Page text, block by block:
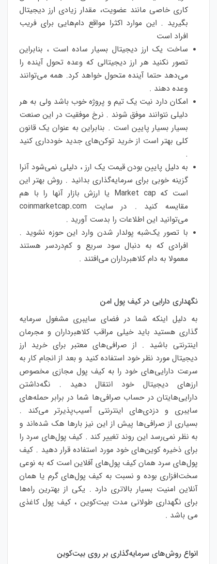
کاری خاصی مانند عضویت، مقدار زیادی ارز دیجیتال
بگیرید . این موارد اکثرا مواقع دام‌هایی برای فریب
افراد است
ساخت یک ارز دیجیتال بسیار ساده است ، بنابراین
تصور نکنید هر ارز دیجیتالی که وعده تحول آینده را
می‌دهد حتما آینده متحول خواهد کرد. همه می‌توانند
وعده دهند .
امکان دارد نیت یک تیم و پروژه خوب باشد ولی به هر
دلیلی نتوانند موفق شوند . نرخ موفقیت در این صنعت
بسیار بسیار پایین است . بنابراین به عنوان یک قانون
کلی بهتر است از خرید توکن‌های جدید خودداری کنید
.
به دلیل پایین بودن قیمت یک ارز ، دلیلی نمی‌شود آنرا
گزینه خوبی برای سرمایه‌گذاری بدانید . روش بهتر این
است که Market cap یا ارزش بازار آنها را با هم
مقایسه کنید . در سایت coinmarketcap.com
می‌توانید این اطلاعات را بدست آورید .
با تصور یک‌شبه پولدار شدن وارد این حوزه نشوید .
افرادی که به دنبال سود سریع و کم‌دردسر هستند
معمولا به دام کلاهبرداران می‌افتند .
نگهداری دارایی در کیف پول امن
به دلیل اینکه شما در فضای سایبری مشغول سرمایه
گذاری هستید باید خیلی مراقب کلاهبرداران و مجرمان
اینترنتی باشید . از صرافی‌های معتبر برای خرید ارز
دیجیتال مورد نظر خود استفاده کنید و بعد از انجام کار به
سرعت دارایی‌های خود را به کیف پول مجازی مخصوص
ارزهای دیجیتال خود انتقال دهید . نگه‌داشتن
دارایی‌هایتان در حساب صرافی‌ها شما در برابر حمله‌های
سایبری و دزدی‌های اینترنتی آسیب‌پذیرتر می‌کند .
بسیاری از صرافی‌ها پیش از این نیز بارها هک شده‌اند و
به نظر نمی‌رسد این روند تغییر کند . کیف پول‌های سرد را
برای ذخیره کوین‌های خود مورد استفاده قرار دهید . کیف
پول‌های سرد همان کیف پول‌های آفلاین است که به نوعی
سخت‌افزاری بوده و نسبت به کیف پول‌های گرم یا همان
آنلاین امنیت بسیار بالاتری دارد . یکی از بهترین راه‌ها
برای نگهداری طولانی‌ مدت بیت‌کوین ، کیف پول کاغذی
می باشد .
انواع روش‌های سرمایه‌گذاری بر روی بیت‌کوین